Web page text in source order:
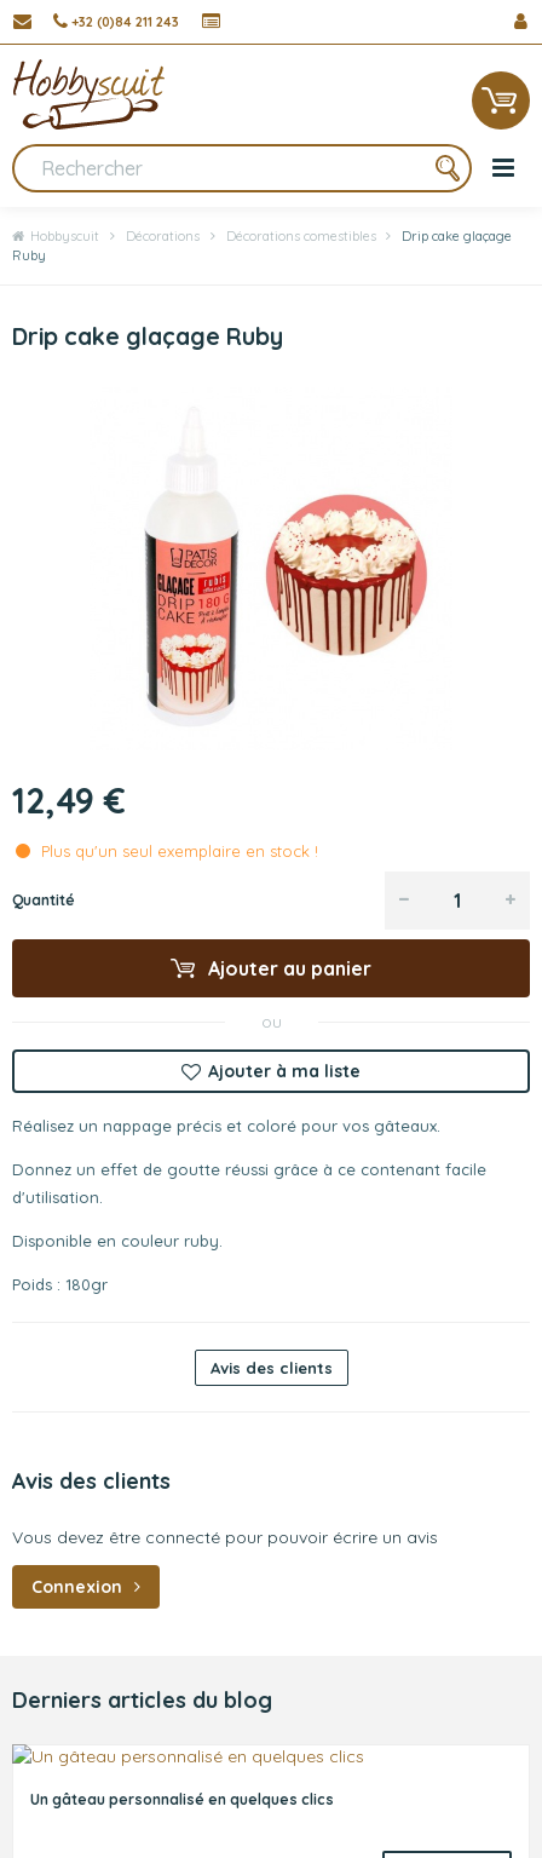
+32 (0)84 211 243
Hobbyscuit Décorations Décorations comestibles
Drip cake glaçage
Ruby
Drip cake glaçage Ruby
12,49 €
Plus qu'un seul exemplaire en stock !
Quantité
Ajouter au panier
ou
Ajouter à ma liste
Réalisez un nappage précis et coloré pour vos gâteaux.
Donnez un effet de goutte réussi grâce à ce contenant facile
d'utilisation.
Disponible en couleur ruby.
Poids : 180gr
Avis des clients
Avis des clients
Vous devez être connecté pour pouvoir écrire un avis
Connexion
Derniers articles du blog
Un gâteau personnalisé en quelques clics